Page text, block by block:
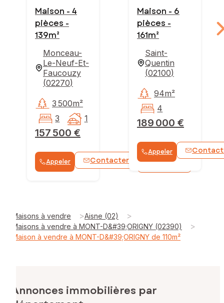
Maison - 4
pièces -
139m²
Monceau-
Le-Neuf-Et-
Faucouzy
(02270)
157 500 €
3 500m²
3
1
Appeler Contacter WhatsApp
Maison - 6
pièces -
161m²
Saint-
Quentin
(02100)
189 000 €
94m²
4
Appeler
Maisons à vendre >Aisne (02) >
Maisons à vendre à MONT-D&#39;ORIGNY (02390) >
Maison à vendre à MONT-D&#39;ORIGNY de 110m²
Annonces immobilières par